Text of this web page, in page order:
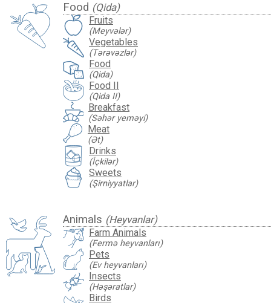
Food (Qida)
Fruits
(Meyvələr)
Vegetables
(Tərəvəzlər)
Food
(Qida)
Food II
(Qida II)
Breakfast
(Səhər yeməyi)
Meat
(Ət)
Drinks
(İçkilər)
Sweets
(Şirniyyatlar)
Animals (Heyvanlar)
Farm Animals
(Fermə heyvanları)
Pets
(Ev heyvanları)
Insects
(Həşəratlar)
Birds